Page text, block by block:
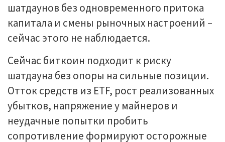
шатдаунов без одновременного притока
капитала и смены рыночных настроений –
сейчас этого не наблюдается.
Сейчас биткоин подходит к риску
шатдауна без опоры на сильные позиции.
Отток средств из ETF, рост реализованных
убытков, напряжение у майнеров и
неудачные попытки пробить
сопротивление формируют осторожные